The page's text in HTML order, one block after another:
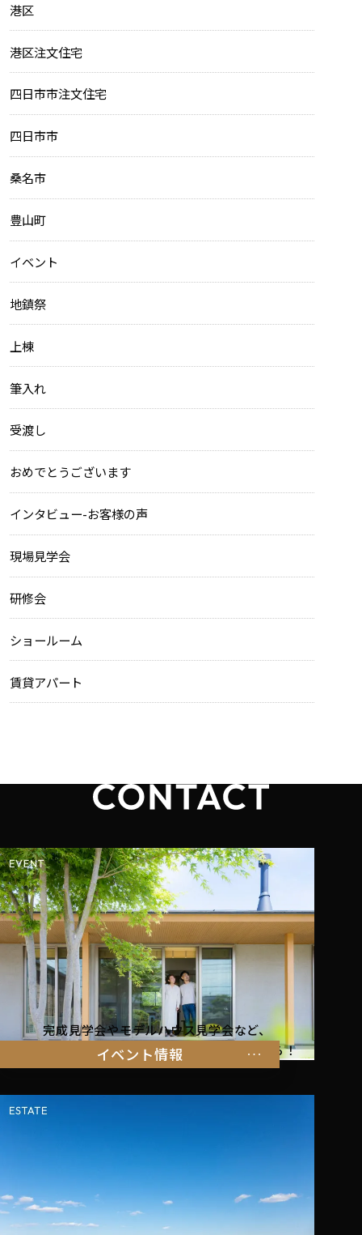
港区
港区注文住宅
四日市市注文住宅
四日市市
桑名市
豊山町
イベント
地鎮祭
上棟
筆入れ
受渡し
おめでとうございます
インタビュー-お客様の声
現場見学会
研修会
ショールーム
賃貸アパート
イベント情報
完成見学会やモデルハウス見学会など、
暮らしを体感できるイベント情報はこちらから！